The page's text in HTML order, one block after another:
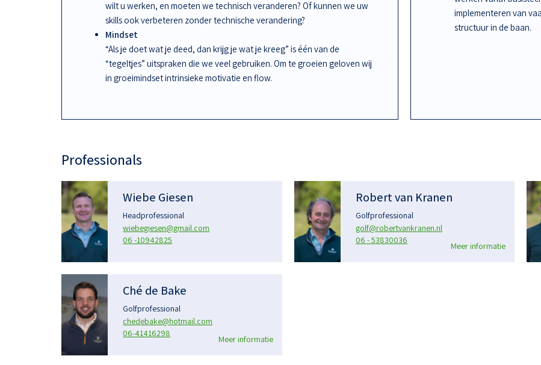
wilt u werken, en moeten we technisch veranderen? Of kunnen we uw
skills ook verbeteren zonder technische verandering?
Mindset
“Als je doet wat je deed, dan krijg je wat je kreeg” is één van de
“tegeltjes” uitspraken die we veel gebruiken. Om te groeien geloven wij
in groeimindset intrinsieke motivatie en flow.
implementeren van
structuur in de baan.
Professionals
Wiebe Giesen
Headprofessional
wiebegiesen@gmail.com
06 -10942825
Robert van Kranen
Golfprofessional
golf@robertvankranen.nl
06 - 53830036
Meer informatie
Ché de Bake
Golfprofessional
chedebake@hotmail.com
06-41416298
Meer informatie